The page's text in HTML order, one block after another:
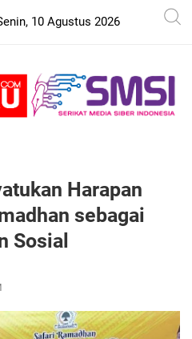
10 Agustus 2026
Harapan
sebagai
Sosial